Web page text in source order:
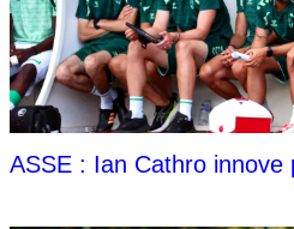
ASSE : Ian Cathro innove